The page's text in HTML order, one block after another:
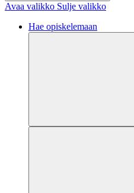
Avaa valikko Sulje valikko
Hae opiskelemaan